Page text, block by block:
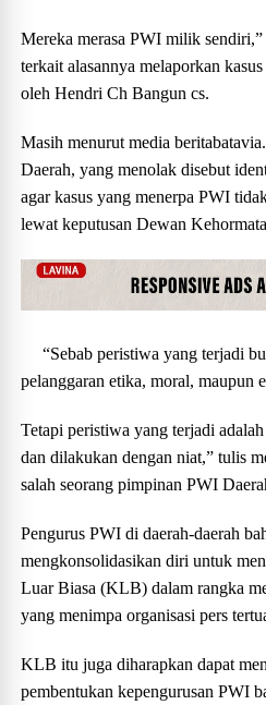
Mereka merasa PWI milik
terkait alasannya melaporkan
oleh Hendri Ch Bangun cs.
Masih menurut media
Daerah, yang menolak disebut
agar kasus yang menerpa PWI
lewat keputusan Dewan
“Sebab peristiwa yang terjadi
pelanggaran etika, moral, maupun
Tetapi peristiwa yang terjadi
dan dilakukan dengan niat,” tulis
salah seorang pimpinan PWI
Pengurus PWI di daerah-daerah
mengkonsolidasikan diri untuk
Luar Biasa (KLB) dalam rangka
yang menimpa organisasi pers
KLB itu juga diharapkan dapat
pembentukan kepengurusan PWI